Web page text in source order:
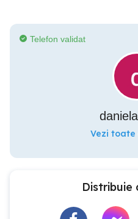
Telefon validat
Vezi
Distribuie